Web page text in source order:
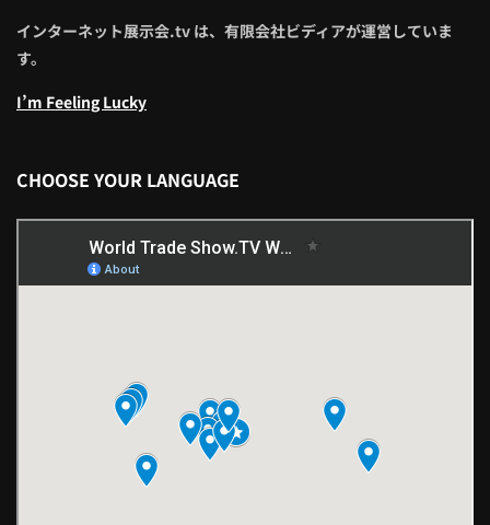
インターネット展示会.tv は、有限会社ビディアが運営していま
す。
I’m Feeling Lucky
CHOOSE YOUR LANGUAGE